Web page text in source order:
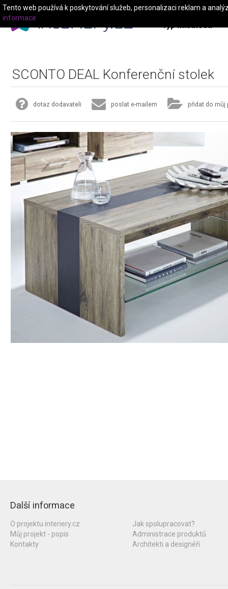
Typ místnosti
SCONTO DEAL Konferenční stolek
dotaz dodavateli poslat e-mailem přidat do můj
Další informace
O projektu interiery.cz
Můj projekt - popis
Kontakty
Jak spolupracovat?
Administrace produktů
Architekti a designéři
Tento web používá k poskytování služeb, personalizaci reklam a
informace